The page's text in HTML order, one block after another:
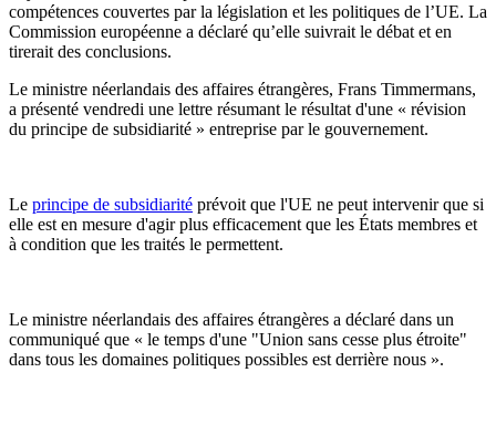
compétences couvertes par la législation et les politiques de l’UE. La
Commission européenne a déclaré qu’elle suivrait le débat et en
tirerait des conclusions.
Le ministre néerlandais des affaires étrangères, Frans Timmermans,
a présenté vendredi une lettre résumant le résultat d'une « révision
du principe de subsidiarité » entreprise par le gouvernement.
Le principe de subsidiarité prévoit que l'UE ne peut intervenir que si
elle est en mesure d'agir plus efficacement que les États membres et
à condition que les traités le permettent.
Le ministre néerlandais des affaires étrangères a déclaré dans un
communiqué que « le temps d'une "Union sans cesse plus étroite"
dans tous les domaines politiques possibles est derrière nous ».